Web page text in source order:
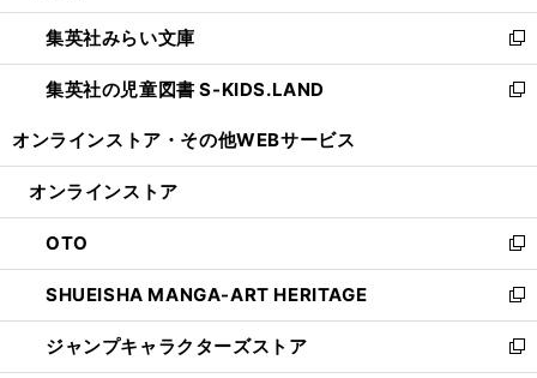
開
く
ウ
で
開
く
ン
ド
ウ
で
ウ
ィ
ン
ド
開
集英社みらい文庫
新
し
い
ン
ウ
で
開
く
集英社の児童図書 S-KIDS.LAND
新
ウ
ン
ド
ウ
で
開
く
オンラインストア・ その他WEBサービス
オンラインストア
OTO
新
し
い
ウ
ィ
SHUEISHA MANGA-ART HERITAGE
新
し
い
ジャンプキャラクターズストア
新